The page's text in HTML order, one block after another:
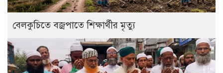
বেলকুচিতে বজ্রপাতে শিক্ষার্থীর মৃত্যু